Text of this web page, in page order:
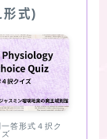
形式)
答形式４択ク
ズ